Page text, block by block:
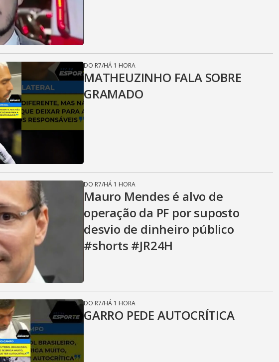
DO R7/HÁ 1 HORA
MATHEUZINHO FALA SOBRE
GRAMADO
DO R7/HÁ 1 HORA
Mauro Mendes é alvo de
operação da PF por suposto
desvio de dinheiro público
#shorts #JR24H
DO R7/HÁ 1 HORA
GARRO PEDE AUTOCRÍTICA